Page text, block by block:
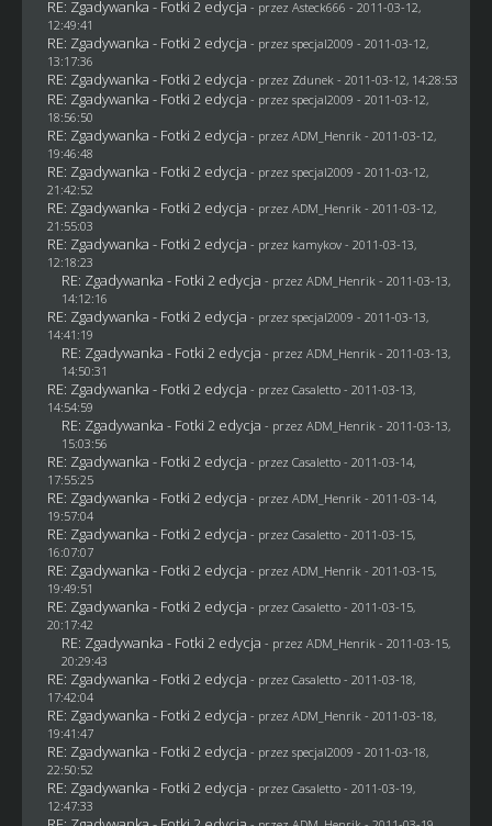
RE: Zgadywanka - Fotki 2 edycja - przez Asteck666 - 2011-03-12,
12:49:41
RE: Zgadywanka - Fotki 2 edycja - przez specjal2009 - 2011-03-12,
13:17:36
RE: Zgadywanka - Fotki 2 edycja - przez Zdunek - 2011-03-12, 14:28:53
RE: Zgadywanka - Fotki 2 edycja - przez specjal2009 - 2011-03-12,
18:56:50
RE: Zgadywanka - Fotki 2 edycja - przez ADM_Henrik - 2011-03-12,
19:46:48
RE: Zgadywanka - Fotki 2 edycja - przez specjal2009 - 2011-03-12,
21:42:52
RE: Zgadywanka - Fotki 2 edycja - przez ADM_Henrik - 2011-03-12,
21:55:03
RE: Zgadywanka - Fotki 2 edycja - przez kamykov- 2011-03-13,
12:18:23
RE: Zgadywanka - Fotki 2 edycja - przez ADM_Henrik - 2011-03-13,
14:12:16
RE: Zgadywanka - Fotki 2 edycja - przez specjal2009 - 2011-03-13,
14:41:19
RE: Zgadywanka - Fotki 2 edycja - przez ADM_Henrik - 2011-03-13,
14:50:31
RE: Zgadywanka - Fotki 2 edycja - przez Casaletto- 2011-03-13,
14:54:59
RE: Zgadywanka - Fotki 2 edycja - przez ADM_Henrik - 2011-03-13,
15:03:56
RE: Zgadywanka - Fotki 2 edycja - przez Casaletto- 2011-03-14,
17:55:25
RE: Zgadywanka - Fotki 2 edycja - przez ADM_Henrik - 2011-03-14,
19:57:04
RE: Zgadywanka - Fotki 2 edycja - przez Casaletto- 2011-03-15,
16:07:07
RE: Zgadywanka - Fotki 2 edycja - przez ADM_Henrik - 2011-03-15,
19:49:51
RE: Zgadywanka - Fotki 2 edycja - przez Casaletto- 2011-03-15,
20:17:42
RE: Zgadywanka - Fotki 2 edycja - przez ADM_Henrik - 2011-03-15,
20:29:43
RE: Zgadywanka - Fotki 2 edycja - przez Casaletto- 2011-03-18,
17:42:04
RE: Zgadywanka - Fotki 2 edycja - przez ADM_Henrik - 2011-03-18,
19:41:47
RE: Zgadywanka - Fotki 2 edycja - przez specjal2009 - 2011-03-18,
22:50:52
RE: Zgadywanka - Fotki 2 edycja - przez Casaletto- 2011-03-19,
12:47:33